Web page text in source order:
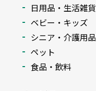
日用品・生活雑貨
ベビー・キッズ
シニア・介護用品
ペット
食品・飲料